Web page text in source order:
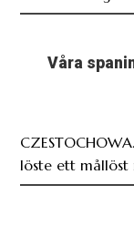
Våra
löste ett mållöst